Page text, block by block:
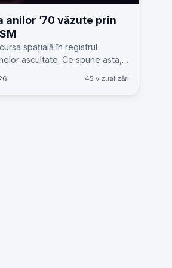
’70 văzute prin
spațială în registrul
ascultate. Ce spune asta,
45 vizualizări